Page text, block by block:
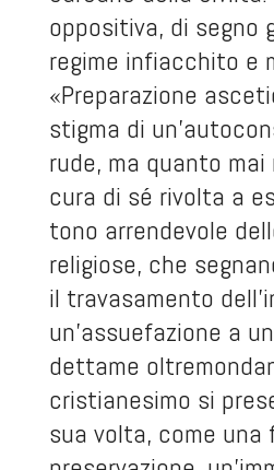
oppositiva, di segno
regime infiacchito e
«Preparazione
stigma di
rude, ma quanto
cura di sé rivolta a
tono arrendevole
religiose, che
il travasamento
un’assuefazione a
dettame
cristianesimo si
sua volta, come una